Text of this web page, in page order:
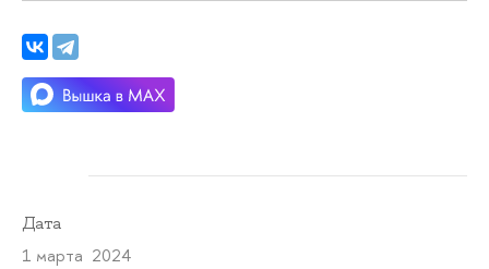
Дата
1 марта 2024